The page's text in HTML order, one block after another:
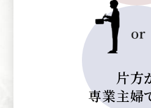
片方
専業主婦